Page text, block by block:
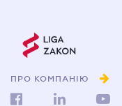
ПРО КОМПАНІЮ